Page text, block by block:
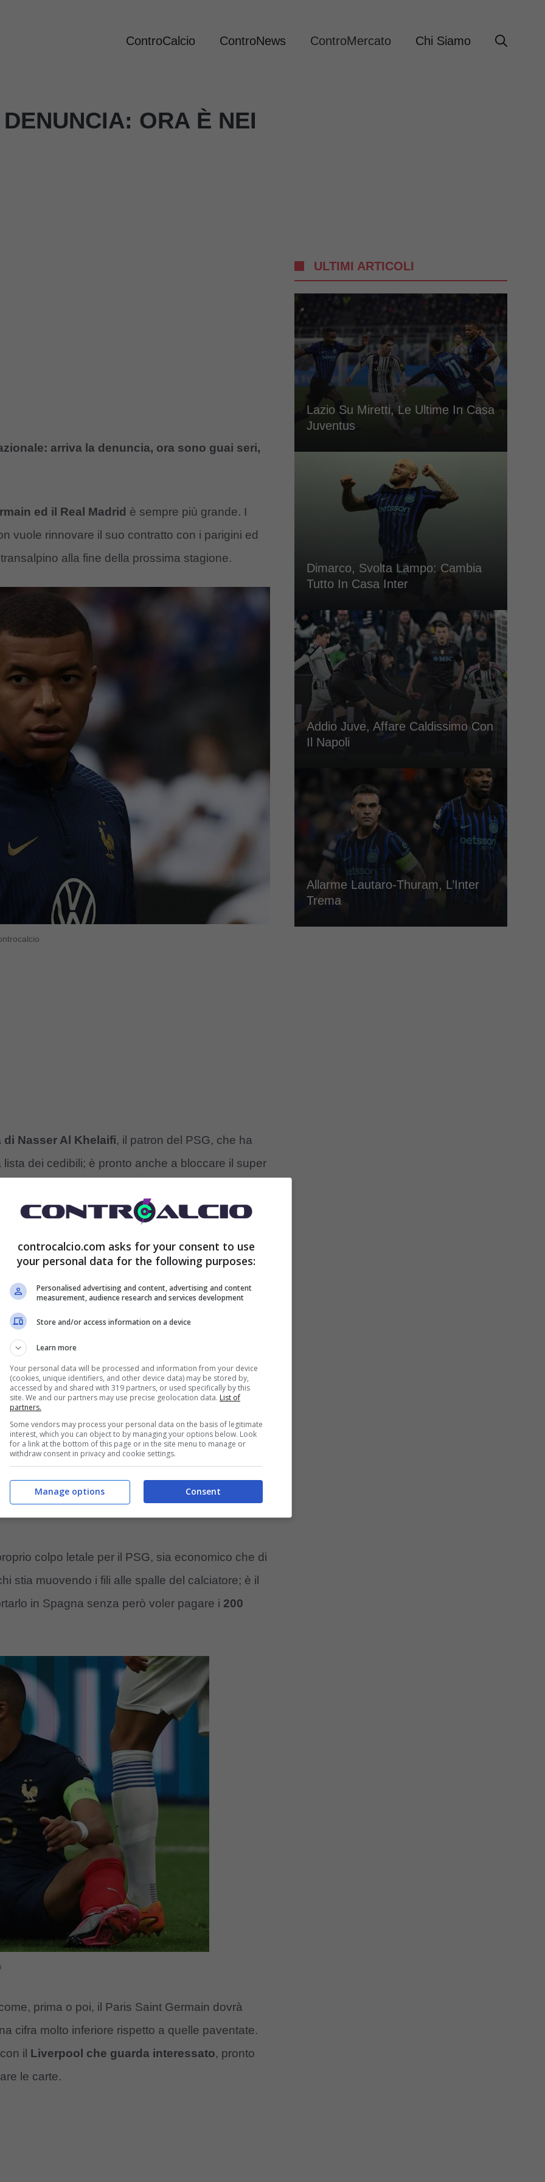
ControCalcio ControNews ControMercato Chi Siamo
ORA È NEI
arriva la denuncia, ora sono guai seri,
ed il Real Madrid è sempre più grande. I
vuole rinnovare il suo contratto con i parigini ed
alla fine della prossima stagione.
di Nasser Al Khelaifi, il patron del PSG, che ha
dei cedibili; è pronto anche a bloccare il super
club parigino.
i costi evitare che si svincoli a parametro zero
dalla sua cessione. Ecco perché è infuriato con il
del club francese tanto da essere disposto
tutti i suoi compensi per poi andare via a
zero: il PSG all’attacco
colpo letale per il PSG, sia economico che di
stia muovendo i fili alle spalle del calciatore; è il
in Spagna senza però voler pagare i 200
prima o poi, il Paris Saint Germain dovrà
cifra molto inferiore rispetto a quelle paventate.
il Liverpool che guarda interessato, pronto
le carte.
ULTIMI ARTICOLI
Lazio Su Miretti, Le Ultime In Casa
Juventus
Dimarco, Svolta Lampo: Cambia
Tutto In Casa Inter
Addio Juve, Affare Caldissimo Con
Il Napoli
Allarme Lautaro-Thuram, L’Inter
Trema
controcalcio.com asks for your consent to use
your personal data for the following purposes:
Personalised advertising and content, advertising and content
measurement, audience research and services development
Store and/or access information on a device
Learn more
Your personal data will be processed and information from your device
(cookies, unique identifiers, and other device data) may be stored by,
accessed by and shared with 319 partners, or used specifically by this
site. We and our partners may use precise geolocation data. List of
partners.
Some vendors may process your personal data on the basis of legitimate
interest, which you can object to by managing your options below. Look
for a link at the bottom of this page or in the site menu to manage or
withdraw consent in privacy and cookie settings.
Consent
Manage options